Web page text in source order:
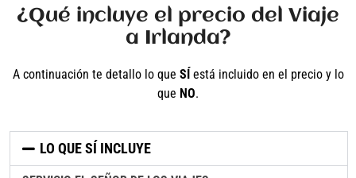
¿Qué incluye el precio del Viaje
a Irlanda?
A continuación te detallo lo que SÍ está incluido en el precio y lo
que NO.
LO QUE SÍ INCLUYE